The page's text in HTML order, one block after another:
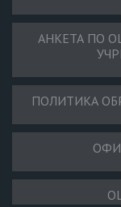
АНКЕТА ПО
ПОЛИТИКА